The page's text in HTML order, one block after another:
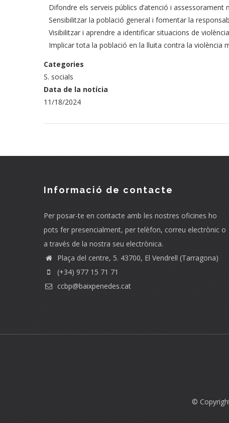
Difondre els serveis públics d’atenció i
Sensibilitzar la població general i fomentar la
Visibilitzar i aprendre a identificar situacions de
Implicar tota la població en la lluita contra la violència
Categories
S. socials
Data de la notícia
11/18/2024
Informació de contacte
Per posar-te en contacte amb les nostres oficines ho
pots fer presencialment, per telèfon, correu electrònic o
a través de la nostra seu electrònica.
Plaça del centre, 5. 43700, El Vendrell (Tarragona)
(+34) 977 15 71 71
ccbp@baixpenedes.cat
©